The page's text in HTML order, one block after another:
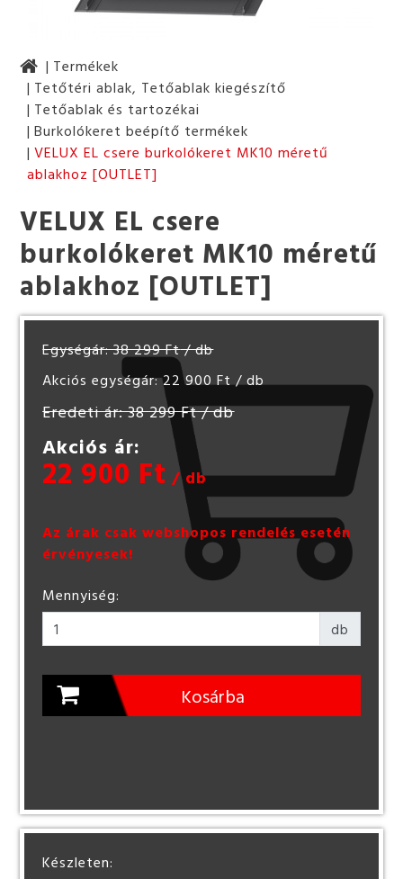
Termékek
Tetőtéri ablak, Tetőablak kiegészítő
Tetőablak és tartozékai
Burkolókeret beépítő termékek
VELUX EL csere burkolókeret MK10 méretű
ablakhoz [OUTLET]
VELUX EL csere
burkolókeret MK10 méretű
ablakhoz [OUTLET]
Egységár: 38 299 Ft/ db
Akciós egységár: 22 900 Ft/ db
Eredeti ár: 38 299 Ft/ db
Akciós ár:
22 900 Ft / db
Az árak csak webshopos rendelés esetén
érvényesek!
Mennyiség:
db
Kosárba
Készleten: